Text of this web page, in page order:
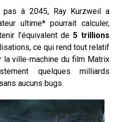
pas à 2045, Ray Kurzweil a
ultime* pourrait calculer,
l’équivalent de5 trillions
ce qui rend tout relatif
la ville-machine du film Matrix
quelques milliards
aucuns bugs.